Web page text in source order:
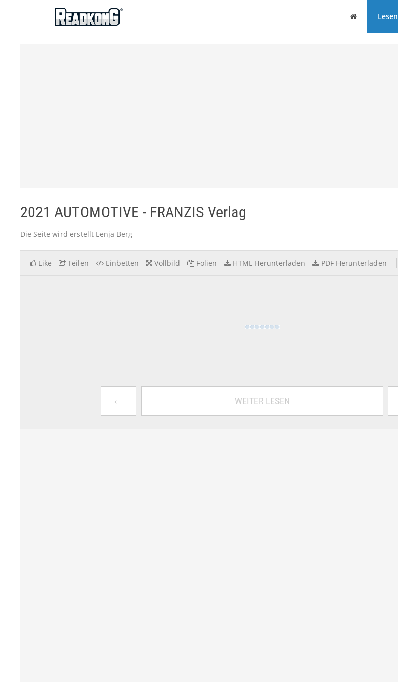
ReadkonG
Haus Lesen
2021 AUTOMOTIVE - FRANZIS Verlag
Die Seite wird erstellt Lenja Berg
Like Teilen Einbetten Vollbild Folien HTML Herunterladen PDF Herunterladen
← WEITER LESEN